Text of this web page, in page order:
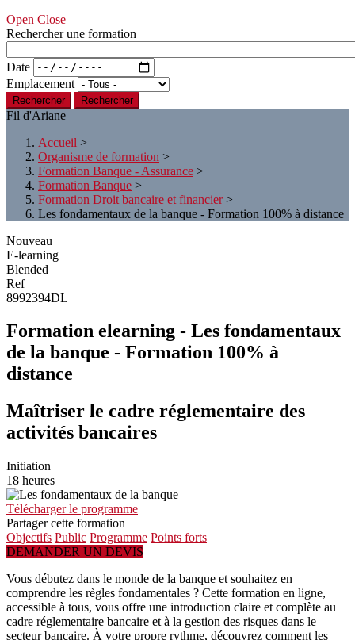
Open Close
Rechercher une formation
Date
Emplacement
Rechercher
Fil d'Ariane
Accueil >
Organisme de formation >
Formation Banque - Assurance >
Formation Banque >
Formation Droit bancaire et financier>
Les fondamentaux de la banque - Formation 100% à distance
Nouveau
E-learning
Blended
Ref
8992394DL
Formation elearning - Les fondamentaux
de la banque - Formation 100% à
distance
Maîtriser le cadre réglementaire des
activités bancaires
Initiation
18 heures
Télécharger le programme
Partager cette formation
Objectifs Public Programme Points forts
DEMANDER UN DEVIS
Vous débutez dans le monde de la banque et souhaitez en
comprendre les règles fondamentales ? Cette formation en ligne,
accessible à tous, vous offre une introduction claire et complète au
cadre réglementaire bancaire et à la gestion des risques dans le
secteur bancaire. À votre propre rythme, découvrez comment les